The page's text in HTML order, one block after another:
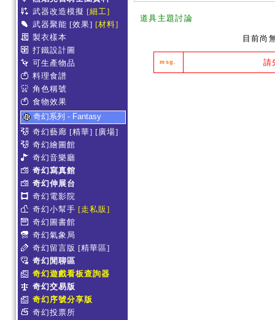
武器改造模擬 [細工]
武器聚能 [效果] [材料]
製衣樣本
打鐵設計圖
可生產物品
料理食譜
角色稱號
食物效果
奇幻系列 - Fantasy
奇幻藝廊 [精華] [廣場]
奇幻繪圖館
奇幻音樂廳
奇幻寫真館
奇幻伸展台
奇幻電影院
奇幻小幫手 [走私販]
奇幻圖書館
奇幻氣象局
奇幻留言版 [精華區]
奇幻閒聊區
奇幻遊戲看板查詢器
奇幻交易版
奇幻序號分享版
奇幻投票所
道具主題討論
目前尚
msg. 請